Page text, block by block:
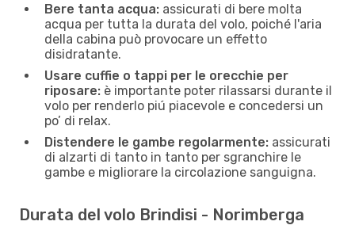
Bere tanta acqua: assicurati di bere molta
acqua per tutta la durata del volo, poiché l'aria
della cabina può provocare un effetto
disidratante.
Usare cuffie o tappi per le orecchie per
riposare: è importante poter rilassarsi durante il
volo per renderlo piú piacevole e concedersi un
po’ di relax.
Distendere le gambe regolarmente: assicurati
di alzarti di tanto in tanto per sgranchire le
gambe e migliorare la circolazione sanguigna.
Durata del volo Brindisi - Norimberga